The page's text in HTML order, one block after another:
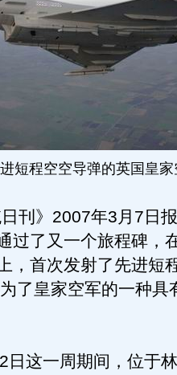
短程空空导弹的英国皇
》2007年3月7日
过了又一个旅程碑，
，首次发射了先进短
了皇家空军的一种具
这一周期间，位于